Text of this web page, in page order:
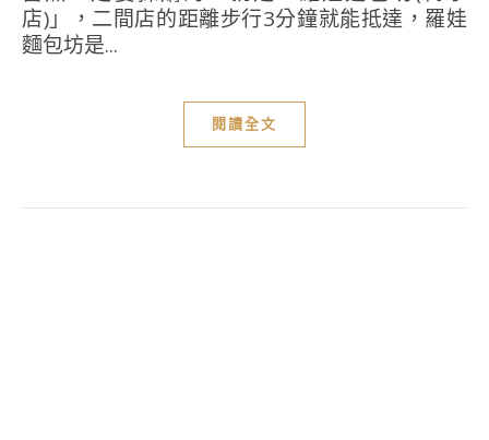
店)」，二間店的距離步行3分鐘就能抵達，羅娃
麵包坊是...
閱讀全文